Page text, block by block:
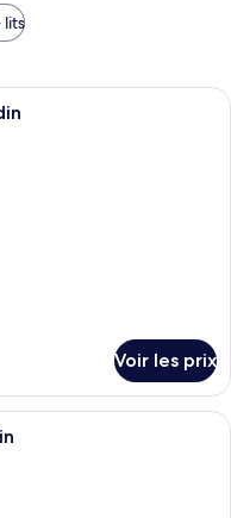
lits
chambre d’hôtel équipée d’une
Voir les prix
minibar, coffres-forts